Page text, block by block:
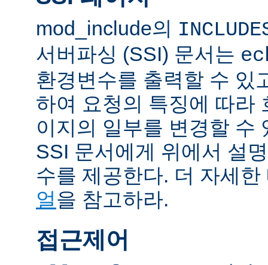
mod_include의
서버파싱 (SSI) 문서는
환경변수를 출력할 수 있
하여 요청의 특징에 따라
이지의 일부를 변경할 수
SSI 문서에게 위에서 설
수를 제공한다. 더 자세
얼을 참고하라.
접근제어